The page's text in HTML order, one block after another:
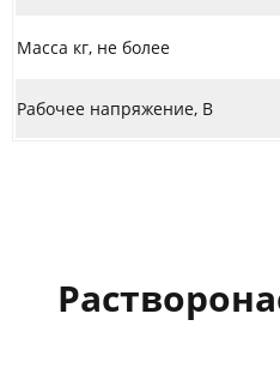
Масса кг, не более
Рабочее напряжение, В